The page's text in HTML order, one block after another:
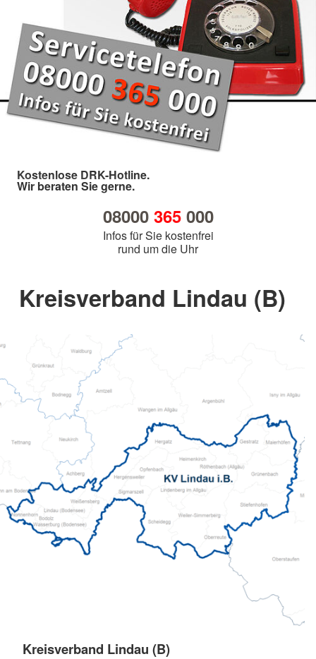
Kostenlose DRK-Hotline.
Wir beraten Sie gerne.
08000 365000
Infos für Sie kostenfrei
rund um die Uhr
Kreisverband Lindau (B)
Kreisverband Lindau (B)